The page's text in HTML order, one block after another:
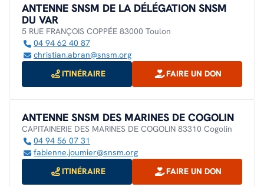
ANTENNE SNSM DE LA DÉLÉGATION SNSM
DU VAR
5 RUE FRANÇOIS COPPÉE 83000 Toulon
04 94 62 40 87
christian.abran@snsm.org
ITINÉRAIRE
FAIRE UN DON
ANTENNE SNSM DES MARINES DE COGOLIN
CAPITAINERIE DES MARINES DE COGOLIN 83310 Cogolin
04 94 56 07 31
fabienne.joumier@snsm.org
ITINÉRAIRE
FAIRE UN DON